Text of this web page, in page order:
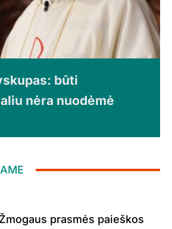
būti
nėra nuodėmė
Žmogaus prasmės paieškos